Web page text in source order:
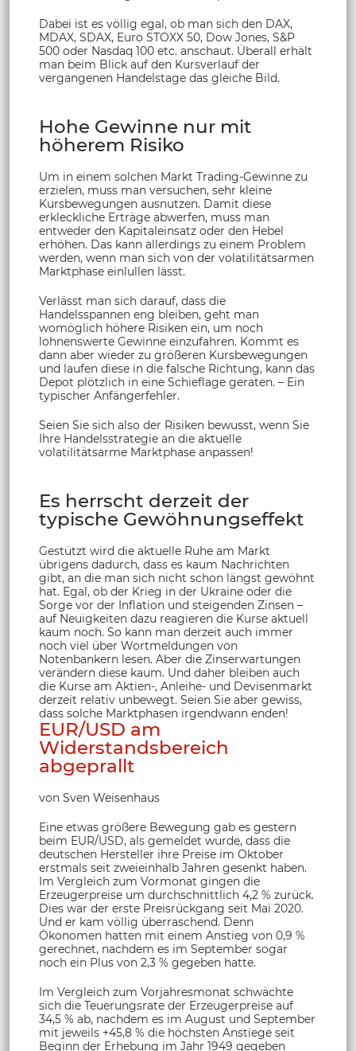
Dabei ist es völlig egal, ob man sich den DAX,
MDAX, SDAX, Euro STOXX 50, Dow Jones, S&P
500 oder Nasdaq 100 etc. anschaut. Überall erhält
man beim Blick auf den Kursverlauf der
vergangenen Handelstage das gleiche Bild.
Hohe Gewinne nur mit
höherem Risiko
Um in einem solchen Markt Trading-Gewinne zu
erzielen, muss man versuchen, sehr kleine
Kursbewegungen ausnutzen. Damit diese
erkleckliche Erträge abwerfen, muss man
entweder den Kapitaleinsatz oder den Hebel
erhöhen. Das kann allerdings zu einem Problem
werden, wenn man sich von der volatilitätsarmen
Marktphase einlullen lässt.
Verlässt man sich darauf, dass die
Handelsspannen eng bleiben, geht man
womöglich höhere Risiken ein, um noch
lohnenswerte Gewinne einzufahren. Kommt es
dann aber wieder zu größeren Kursbewegungen
und laufen diese in die falsche Richtung, kann das
Depot plötzlich in eine Schieflage geraten. – Ein
typischer Anfängerfehler.
Seien Sie sich also der Risiken bewusst, wenn Sie
Ihre Handelsstrategie an die aktuelle
volatilitätsarme Marktphase anpassen!
Es herrscht derzeit der
typische Gewöhnungseffekt
Gestützt wird die aktuelle Ruhe am Markt
übrigens dadurch, dass es kaum Nachrichten
gibt, an die man sich nicht schon längst gewöhnt
hat. Egal, ob der Krieg in der Ukraine oder die
Sorge vor der Inflation und steigenden Zinsen –
auf Neuigkeiten dazu reagieren die Kurse aktuell
kaum noch. So kann man derzeit auch immer
noch viel über Wortmeldungen von
Notenbankern lesen. Aber die Zinserwartungen
verändern diese kaum. Und daher bleiben auch
die Kurse am Aktien-, Anleihe- und Devisenmarkt
derzeit relativ unbewegt. Seien Sie aber gewiss,
dass solche Marktphasen irgendwann enden!
EUR/USD am
Widerstandsbereich
abgeprallt
von Sven Weisenhaus
Eine etwas größere Bewegung gab es gestern
beim EUR/USD, als gemeldet wurde, dass die
deutschen Hersteller ihre Preise im Oktober
erstmals seit zweieinhalb Jahren gesenkt haben.
Im Vergleich zum Vormonat gingen die
Erzeugerpreise um durchschnittlich 4,2 % zurück.
Dies war der erste Preisrückgang seit Mai 2020.
Und er kam völlig überraschend. Denn
Ökonomen hatten mit einem Anstieg von 0,9 %
gerechnet, nachdem es im September sogar
noch ein Plus von 2,3 % gegeben hatte.
Im Vergleich zum Vorjahresmonat schwächte
sich die Teuerungsrate der Erzeugerpreise auf
34,5 % ab, nachdem es im August und September
mit jeweils +45,8 % die höchsten Anstiege seit
Beginn der Erhebung im Jahr 1949 gegeben